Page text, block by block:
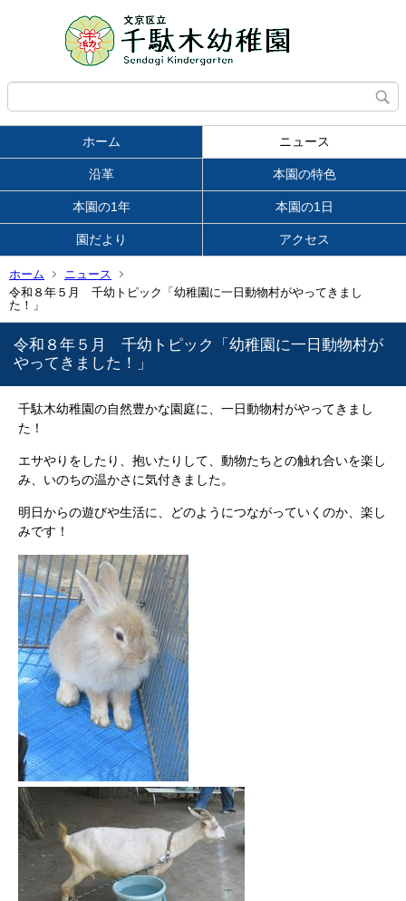
ホーム ニュース
沿革 本園の特色
本園の1年 本園の1日
園だより アクセス
ホーム
ニュース
令和８年５月 千幼トピック「幼稚園に一日動物村がやってきまし
た！」
令和８年５月 千幼トピック「幼稚園に一日動物村が
やってきました！」
千駄木幼稚園の自然豊かな園庭に、一日動物村がやってきまし
た！
エサやりをしたり、抱いたりして、動物たちとの触れ合いを楽し
み、いのちの温かさに気付きました。
明日からの遊びや生活に、どのようにつながっていくのか、楽し
みです！